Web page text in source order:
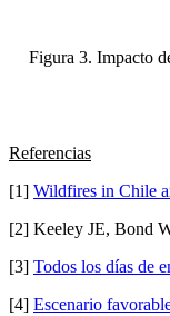
Figura 3. Impacto
Referencias
[1] Wildfires in Chile
[2] Keeley JE, Bond
[3] Todos los días de
[4] Escenario